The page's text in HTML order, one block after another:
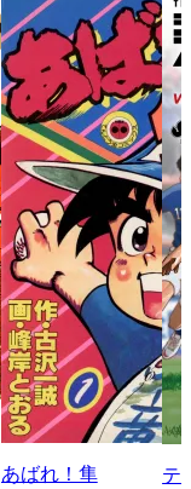
あばれ！隼 テ